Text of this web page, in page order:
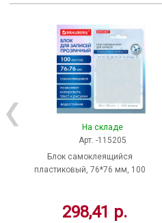
На складе
Арт. -115205
Блок самоклеящийся
пластиковый, 76*76 мм, 100
298,41 р.